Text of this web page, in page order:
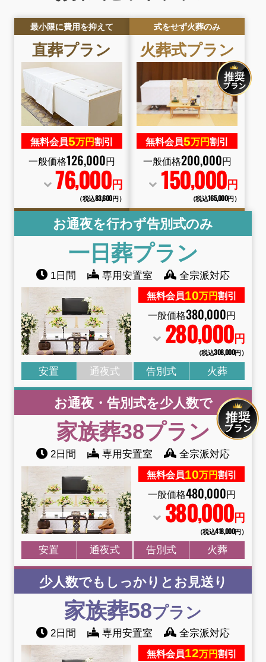
最小限に費用を抑えて
直葬プラン
無料会員5万円割引
一般価格126,000円
76,000円
（税込83,600円）
式をせず火葬のみ
火葬式プラン
無料会員5万円割引
一般価格200,000円
150,000円
（税込165,000円）
お通夜を行わず告別式のみ
一日葬プラン
1日間 専用安置室 全宗派対応
無料会員10万円割引
一般価格380,000円
280,000円
（税込308,000円）
安置 通夜式 告別式 火葬
お通夜・告別式を少人数で
家族葬38プラン
2日間 専用安置室 全宗派対応
無料会員10万円割引
一般価格480,000円
380,000円
（税込418,000円）
安置 通夜式 告別式 火葬
少人数でもしっかりとお見送り
家族葬58プラン
2日間 専用安置室 全宗派対応
無料会員12万円割引